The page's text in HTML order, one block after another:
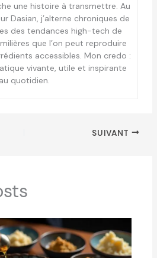
une histoire à transmettre. Au
Dasian, j’alterne chroniques de
des tendances high-tech de
que l’on peut reproduire
accessibles. Mon credo :
vivante, utile et inspirante
au quotidien.
SUIVANT